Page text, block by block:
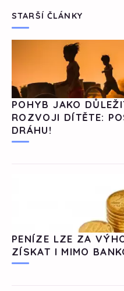
STARŠÍ ČLÁNKY
POHYB JAKO
ROZVOJI DÍTĚTE:
DRÁHU!
PENÍZE LZE ZA
ZÍSKAT I MIMO